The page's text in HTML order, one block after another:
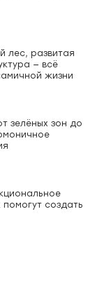
лес, развитая
— всё
жизни
зелёных зон до
создать